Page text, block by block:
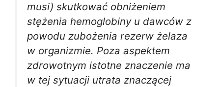
musi) skutkować obniżeniem
stężenia hemoglobiny u dawców z
powodu zubożenia rezerw żelaza
w organizmie. Poza aspektem
zdrowotnym istotne znaczenie ma
w tej sytuacji utrata znaczącej